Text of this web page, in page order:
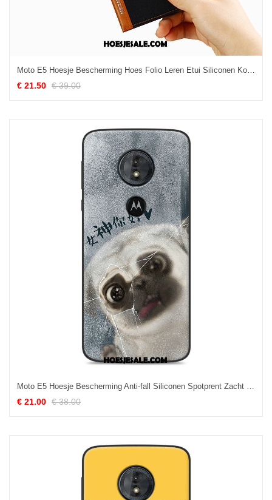
Moto E5 Hoesje Bescherming Hoes Folio Leren Etui Siliconen Korting
€ 21.50 € 39.00
Moto E5 Hoesje Bescherming Anti-fall Siliconen Spotprent Zacht Winkel
€ 21.00 € 38.00